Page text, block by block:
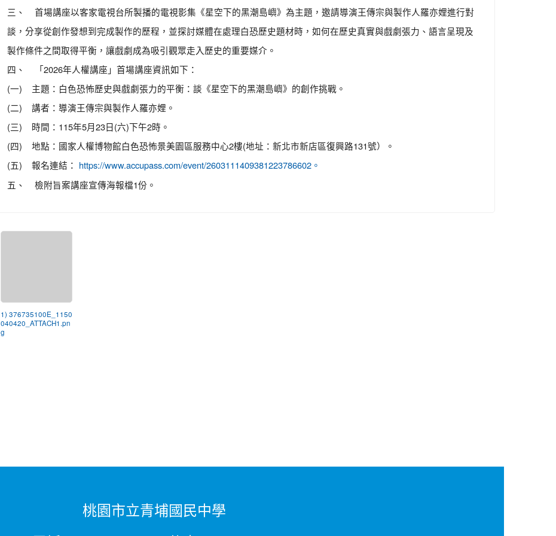
三、 首場講座以客家電視台所製播的電視影集《星空下的黑潮島嶼》為主題，邀請導演王傳宗與製作人羅亦娌進行對
談，分享從創作發想到完成製作的歷程，並探討媒體在處理白恐歷史題材時，如何在歷史真實與戲劇張力、語言呈現及
製作條件之間取得平衡，讓戲劇成為吸引觀眾走入歷史的重要媒介。
四、 「2026年人權講座」首場講座資訊如下：
(一) 主題：白色恐怖歷史與戲劇張力的平衡：談《星空下的黑潮島嶼》的創作挑戰。
(二) 講者：導演王傳宗與製作人羅亦娌。
(三) 時間：115年5月23日(六)下午2時。
(四) 地點：國家人權博物館白色恐怖景美園區服務中心2樓(地址：新北市新店區復興路131號）。
(五) 報名連結：
https://www.accupass.com/event/2603111409381223786602。
五、 檢附旨案講座宣傳海報檔1份。
1) 376735100E_1150
040420_ATTACH1.pn
g
桃園市立青埔國民中學